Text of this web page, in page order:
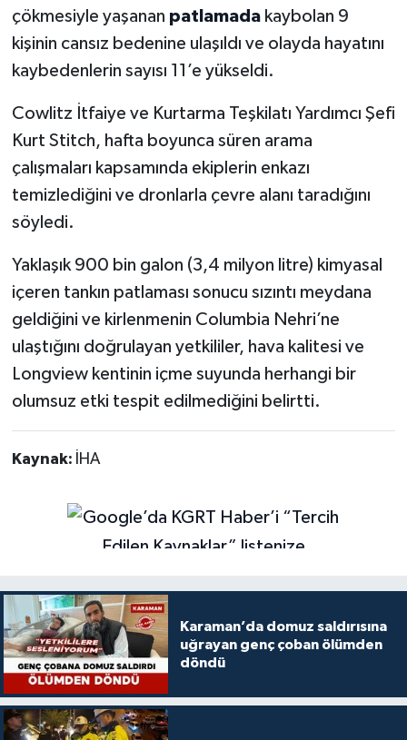
çökmesiyle yaşanan patlamada kaybolan 9
kişinin cansız bedenine ulaşıldı ve olayda hayatını
kaybedenlerin sayısı 11’e yükseldi.
Cowlitz İtfaiye ve Kurtarma Teşkilatı Yardımcı Şefi
Kurt Stitch, hafta boyunca süren arama
çalışmaları kapsamında ekiplerin enkazı
temizlediğini ve dronlarla çevre alanı taradığını
söyledi.
Yaklaşık 900 bin galon (3,4 milyon litre) kimyasal
içeren tankın patlaması sonucu sızıntı meydana
geldiğini ve kirlenmenin Columbia Nehri’ne
ulaştığını doğrulayan yetkililer, hava kalitesi ve
Longview kentinin içme suyunda herhangi bir
olumsuz etki tespit edilmediğini belirtti.
Kaynak: İHA
Karaman’da domuz saldırısına
uğrayan genç çoban ölümden
döndü